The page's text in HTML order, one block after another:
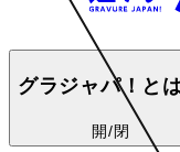
グラジャパ！と
開/閉